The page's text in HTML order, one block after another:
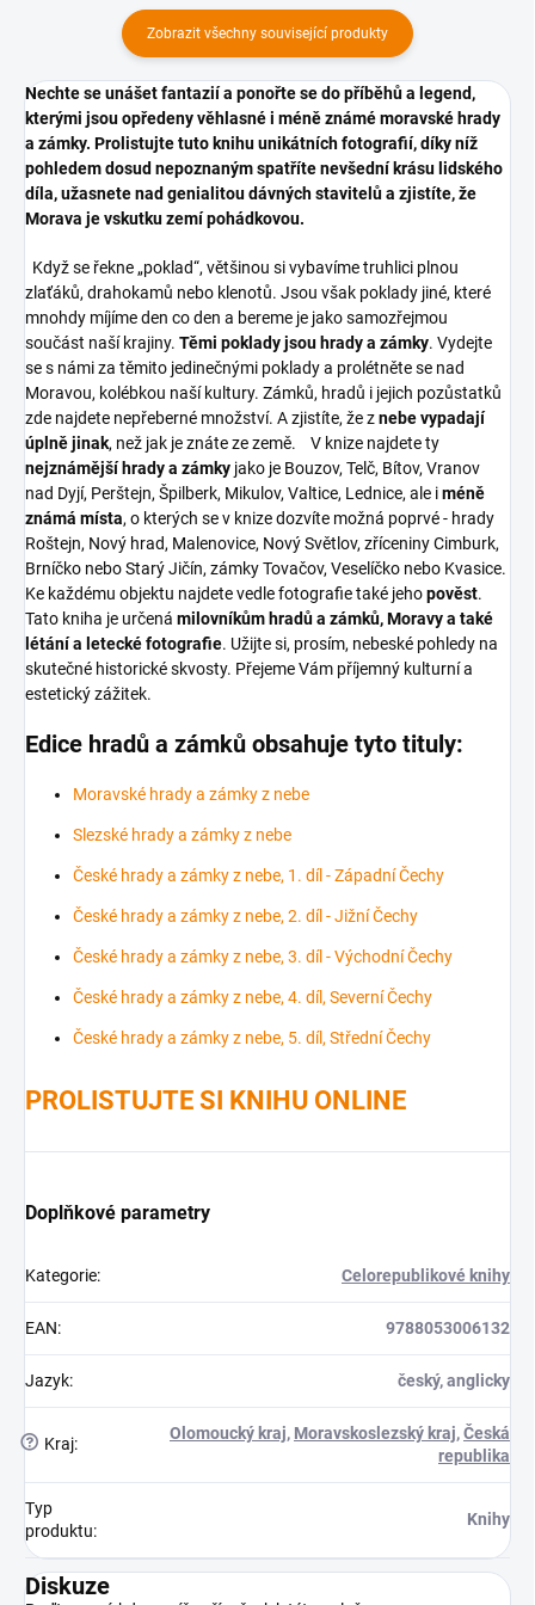
Zobrazit všechny související produkty
Nechte se unášet fantazií a ponořte se do příběhů a legend,
kterými jsou opředeny věhlasné i méně známé moravské hrady
a zámky. Prolistujte tuto knihu unikátních fotografií,díky níž
pohledem dosud nepoznaným spatříte nevšední krásu lidského
díla, užasnete nad genialitou dávných stavitelů a zjistíte, že
Morava je vskutku zemí pohádkovou.
Když se řekne „poklad“, většinou si vybavíme truhlici plnou
zlaťáků, drahokamů nebo klenotů. Jsou však poklady jiné, které
mnohdy míjíme den co den a bereme je jako samozřejmou
součást naší krajiny. Těmi poklady jsou hrady a zámky. Vydejte
se s námi za těmito jedinečnými poklady a prolétněte se nad
Moravou, kolébkou naší kultury. Zámků, hradů i jejich pozůstatků
zde najdete nepřeberné množství. A zjistíte, že znebe vypadají
úplně jinak, než jak je znáte ze země. V knize najdete ty
nejznámější hrady a zámky jako je Bouzov, Telč, Bítov, Vranov
nad Dyjí, Perštejn, Špilberk, Mikulov, Valtice, Lednice, ale iméně
známá místa, o kterých se v knize dozvíte možná poprvé - hrady
Roštejn, Nový hrad, Malenovice, Nový Světlov, zříceniny Cimburk,
Brníčko nebo Starý Jičín, zámky Tovačov, Veselíčko nebo Kvasice.
Ke každému objektu najdete vedle fotografie také jehopověst.
Tato kniha je určená milovníkům hradů a zámků, Moravy a také
létání a letecké fotografie. Užijte si, prosím, nebeské pohledy na
skutečné historické skvosty. Přejeme Vám příjemný kulturní a
estetický zážitek.
Edice hradů a zámků obsahuje tyto tituly:
Moravské hrady a zámky z nebe
Slezské hrady a zámky z nebe
České hrady a zámky z nebe, 1. díl - Západní Čechy
České hrady a zámky z nebe, 2. díl - Jižní Čechy
České hrady a zámky z nebe, 3. díl - Východní Čechy
České hrady a zámky z nebe, 4. díl, Severní Čechy
České hrady a zámky z nebe, 5. díl, Střední Čechy
PROLISTUJTE SI KNIHU ONLINE
Doplňkové parametry
Kategorie: Celorepublikové knihy
EAN: 9788053006132
Jazyk: český, anglicky
? Kraj:
Olomoucký kraj, Moravskoslezský kraj,Česká
republika
Typ
produktu:
Knihy
Diskuze